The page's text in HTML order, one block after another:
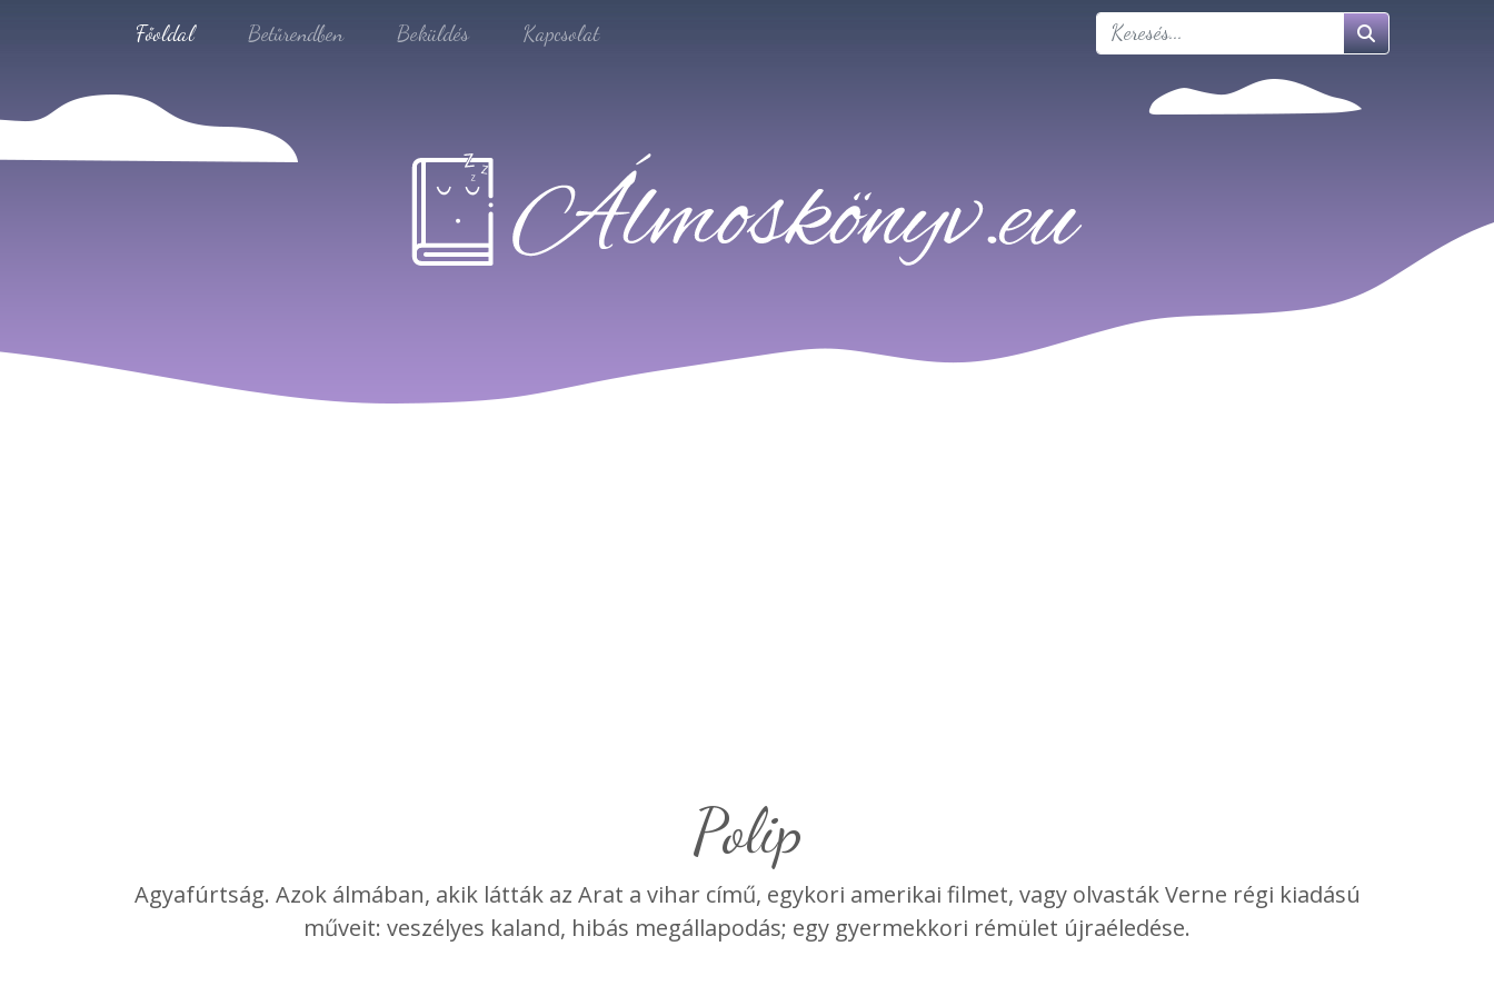
Főoldal Betűrendben Beküldés Kapcsolat
polip
Agyafúrtság. Azok álmában, akik látták az Arat a vihar című, egykori amerikai filmet, vagy olvasták Verne régi kiadású
műveit: veszélyes kaland, hibás megállapodás; egy gyermekkori rémület újraéledése.